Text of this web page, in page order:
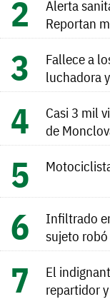
Alerta
Reportan
Fallece a
luchadora
Casi 3 mil
de
Infiltrado
sujeto
El
repartidor